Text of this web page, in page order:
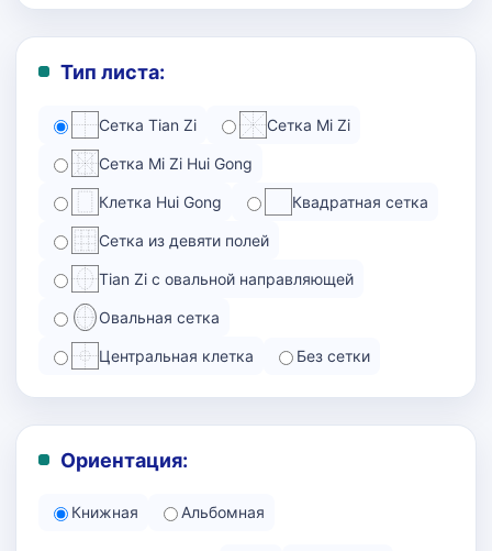
Тип листа:
Сетка Tian Zi Сетка Mi Zi
Сетка Mi Zi Hui Gong
Клетка Hui Gong Квадратная сетка
Сетка из девяти полей
Tian Zi с овальной направляющей
Овальная сетка
Центральная клетка Без сетки
Ориентация:
Книжная Альбомная